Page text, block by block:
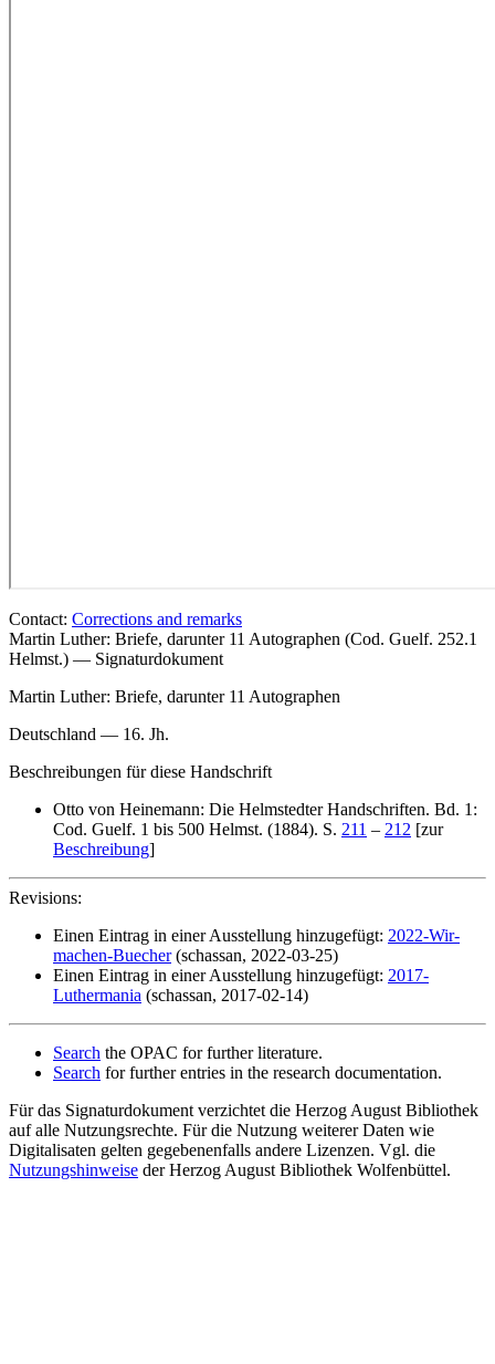
Contact: Corrections and remarks
Martin Luther: Briefe, darunter 11 Autographen (Cod. Guelf. 252.1
Helmst.) — Signaturdokument
Martin Luther: Briefe, darunter 11 Autographen
Deutschland — 16. Jh.
Beschreibungen für diese Handschrift
Otto von Heinemann: Die Helmstedter Handschriften. Bd. 1:
Cod. Guelf. 1 bis 500 Helmst. (1884). S. 211 – 212 [zur
Beschreibung]
Revisions:
Einen Eintrag in einer Ausstellung hinzugefügt: 2022-Wir-
machen-Buecher(schassan, 2022-03-25)
Einen Eintrag in einer Ausstellung hinzugefügt: 2017-
Luthermania (schassan, 2017-02-14)
Search the OPAC for further literature.
Search for further entries in the research documentation.
Für das Signaturdokument verzichtet die Herzog August Bibliothek
auf alle Nutzungsrechte. Für die Nutzung weiterer Daten wie
Digitalisaten gelten gegebenenfalls andere Lizenzen. Vgl. die
Nutzungshinweise der Herzog August Bibliothek Wolfenbüttel.